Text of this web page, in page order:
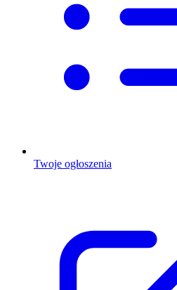
Twoje ogłoszenia